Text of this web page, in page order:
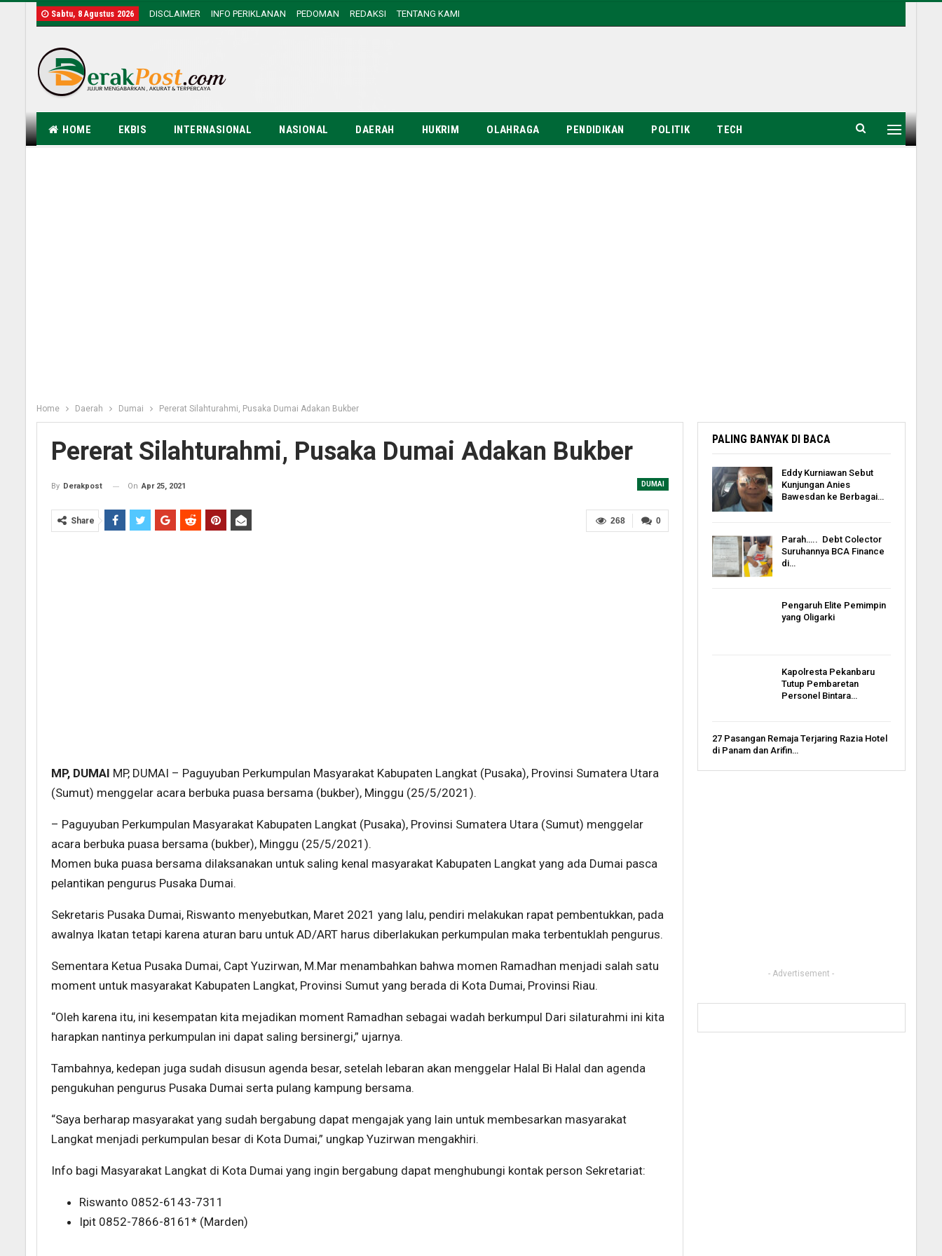
Sabtu, 8 Agustus 2026 DISCLAIMER INFO PERIKLANAN PEDOMAN REDAKSI TENTANG KAMI
HOME EKBIS INTERNASIONAL NASIONAL DAERAH HUKRIM OLAHRAGA PENDIDIKAN POLITIK TECH
Home Daerah Dumai Pererat Silahturahmi, Pusaka Dumai Adakan Bukber
Pererat Silahturahmi, Pusaka Dumai Adakan Bukber
DUMAI
By Derakpost On Apr 25, 2021
0
268
Share
MP, DUMAI MP, DUMAI – Paguyuban Perkumpulan Masyarakat Kabupaten Langkat (Pusaka), Provinsi Sumatera Utara
(Sumut) menggelar acara berbuka puasa bersama (bukber), Minggu (25/5/2021).
– Paguyuban Perkumpulan Masyarakat Kabupaten Langkat (Pusaka), Provinsi Sumatera Utara (Sumut) menggelar
acara berbuka puasa bersama (bukber), Minggu (25/5/2021).
Momen buka puasa bersama dilaksanakan untuk saling kenal masyarakat Kabupaten Langkat yang ada Dumai pasca
pelantikan pengurus Pusaka Dumai.
Sekretaris Pusaka Dumai, Riswanto menyebutkan, Maret 2021 yang lalu, pendiri melakukan rapat pembentukkan, pada
awalnya Ikatan tetapi karena aturan baru untuk AD/ART harus diberlakukan perkumpulan maka terbentuklah pengurus.
Sementara Ketua Pusaka Dumai, Capt Yuzirwan, M.Mar menambahkan bahwa momen Ramadhan menjadi salah satu
moment untuk masyarakat Kabupaten Langkat, Provinsi Sumut yang berada di Kota Dumai, Provinsi Riau.
“Oleh karena itu, ini kesempatan kita mejadikan moment Ramadhan sebagai wadah berkumpul Dari silaturahmi ini kita
harapkan nantinya perkumpulan ini dapat saling bersinergi,” ujarnya.
Tambahnya, kedepan juga sudah disusun agenda besar, setelah lebaran akan menggelar Halal Bi Halal dan agenda
pengukuhan pengurus Pusaka Dumai serta pulang kampung bersama.
“Saya berharap masyarakat yang sudah bergabung dapat mengajak yang lain untuk membesarkan masyarakat
Langkat menjadi perkumpulan besar di Kota Dumai,” ungkap Yuzirwan mengakhiri.
Info bagi Masyarakat Langkat di Kota Dumai yang ingin bergabung dapat menghubungi kontak person Sekretariat:
Riswanto 0852-6143-7311
Ipit 0852-7866-8161* (Marden)
PALING BANYAK DI BACA
Eddy Kurniawan Sebut
Kunjungan Anies
Bawesdan ke Berbagai…
Parah….. Debt Colector
Suruhannya BCA Finance
di…
Pengaruh Elite Pemimpin
yang Oligarki
Kapolresta Pekanbaru
Tutup Pembaretan
Personel Bintara…
27 Pasangan Remaja Terjaring Razia Hotel
di Panam dan Arifin…
- Advertisement -